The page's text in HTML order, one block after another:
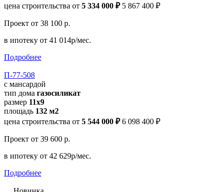
цена строительства от 5 334 000 ₽ 5 867 400 ₽
Проект от 38 100 р.
в ипотеку от 41 014р/мес.
Подробнее
П-77-508
с мансардой
тип дома газосиликат
размер 11х9
площадь 132 м2
цена строительства от 5 544 000 ₽ 6 098 400 ₽
Проект от 39 600 р.
в ипотеку от 42 629р/мес.
Подробнее